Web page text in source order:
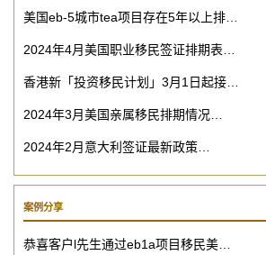
美国eb-5城市tea项目存在5年以上排…
2024年4月美国职业移民签证排期表…
香港新「投资移民计划」3月1日起接…
2024年3月美国亲属移民排期情况…
2024年2月意大利签证最新政策…
案例分享
恭喜客户l先生通过eb1a项目移民美…